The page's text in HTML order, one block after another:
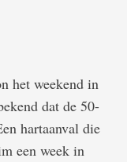
het weekend in
dat de 50-
hartaanval die
een week in